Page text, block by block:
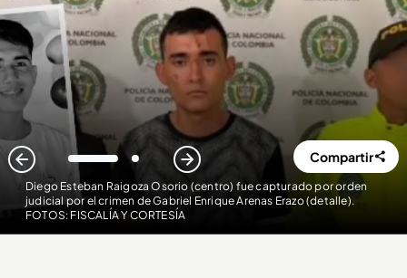
Diego Esteban Raigoza Osorio (centro) fue capturado por orden
judicial por el crimen de Gabriel Enrique Arenas Erazo (detalle).
FOTOS: FISCALÍA Y CORTESÍA
1 2 Compartir